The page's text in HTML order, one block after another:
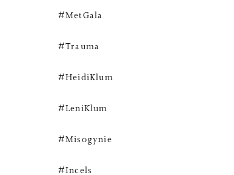
#MetGala
#Trauma
#HeidiKlum
#LeniKlum
#Misogynie
#Incels